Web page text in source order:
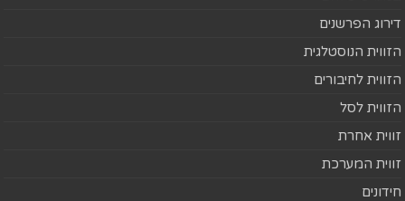
דירוג הפרשנים
הזווית הנוסטלגית
הזווית לחיבורים
הזווית לסל
זווית אחרת
זווית המערכת
חידונים